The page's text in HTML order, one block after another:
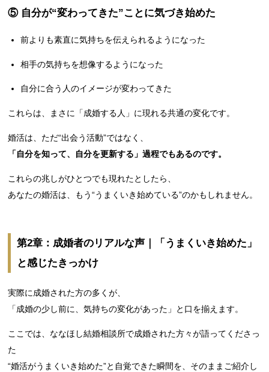
⑤ 自分が“変わってきた”ことに気づき始めた
前よりも素直に気持ちを伝えられるようになった
相手の気持ちを想像するようになった
自分に合う人のイメージが変わってきた
これらは、まさに「成婚する人」に現れる共通の変化です。
婚活は、ただ“出会う活動”ではなく、
「自分を知って、自分を更新する」過程でもあるのです。
これらの兆しがひとつでも現れたとしたら、
あなたの婚活は、もう“うまくいき始めている”のかもしれません。
第2章：成婚者のリアルな声｜「うまくいき始めた」
と感じたきっかけ
実際に成婚された方の多くが、
「成婚の少し前に、気持ちの変化があった」と口を揃えます。
ここでは、ななほし結婚相談所で成婚された方々が語ってくださっ
た
“婚活がうまくいき始めた”と自覚できた瞬間を、そのままご紹介し